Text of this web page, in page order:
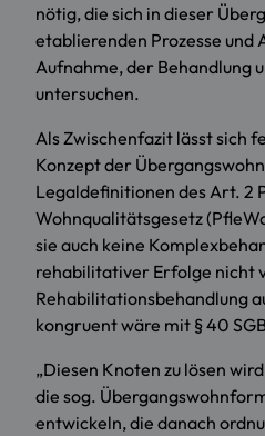
nötig, die sich in dieser
etablierenden Prozesse und
Aufnahme, der Behandlung
untersuchen.
Als Zwischenfazit lässt sich
Konzept der
Legaldefinitionen des Art. 2
Wohnqualitätsgesetz
sie auch keine
rehabilitativer Erfolge nicht
Rehabilitationsbehandlung
kongruent wäre mit § 40
„Diesen Knoten zu lösen
die sog.
entwickeln, die danach